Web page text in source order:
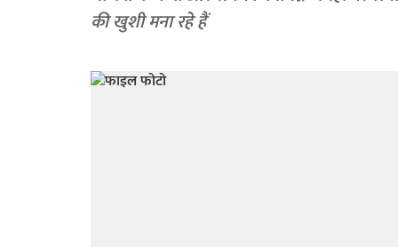
की खुशी मना रहे हैं